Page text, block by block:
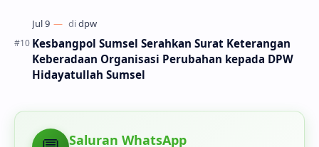
Kesbangpol Sumsel Serahkan Surat Keterangan
Keberadaan Organisasi Perubahan kepada DPW
Hidayatullah Sumsel
Saluran WhatsApp